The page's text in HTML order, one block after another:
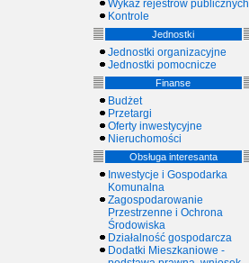
Wykaz rejestrów publicznych
Kontrole
Jednostki
Jednostki organizacyjne
Jednostki pomocnicze
Finanse
Budżet
Przetargi
Oferty inwestycyjne
Nieruchomości
Obsługa interesanta
Inwestycje i Gospodarka
Komunalna
Zagospodarowanie
Przestrzenne i Ochrona
Środowiska
Działalność gospodarcza
Dodatki Mieszkaniowe -